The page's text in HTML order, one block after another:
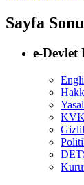
Sayfa
e-Devlet